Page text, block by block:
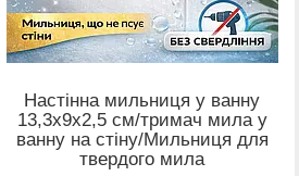
Настінна мильниця у ванну
13,3х9х2,5 см/тримач мила у
ванну на стіну/Мильниця для
твердого мила